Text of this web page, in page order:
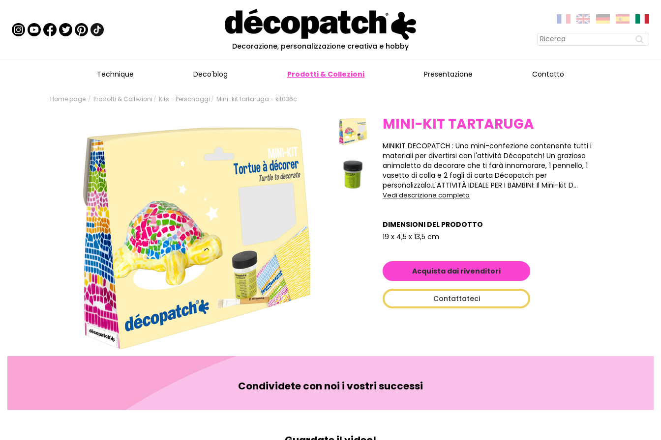
Decorazione, personalizzazione creativa e hobby
Technique Deco'blog Prodotti & Collezioni Presentazione Contatto
Home page Prodotti & Collezioni Kits - Personaggi Mini-kit tartaruga - kit036c
MINI-KIT TARTARUGA
MINIKIT DECOPATCH : Una mini-confezione contenente tutti i
materiali per divertirsi con l'attività Décopatch! Un grazioso
animaletto da decorare che ti farà innamorare, 1 pennello, 1
vasetto di colla e 2 fogli di carta Décopatch per
personalizzalo.L'ATTIVITÀ IDEALE PER I BAMBINI: Il Mini-kit D...
Vedi descrizione completa
DIMENSIONI DEL PRODOTTO
19 x 4,5 x 13,5 cm
Acquista dai rivenditori
Contattateci
Condividete con noi i vostri successi